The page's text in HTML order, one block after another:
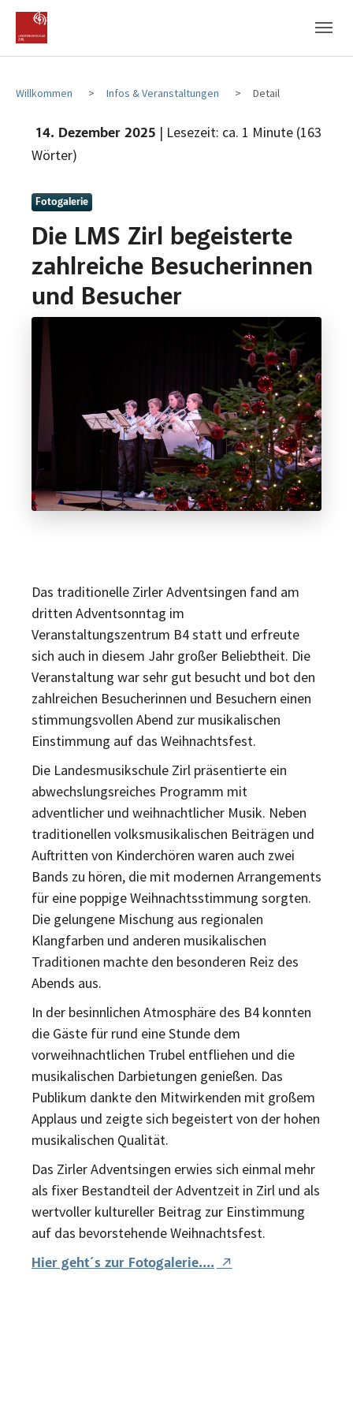
Zum Hauptinhalt
Zum Fußbereich
Willkommen Infos & Veranstaltungen Detail
14. Dezember 2025 | Lesezeit: ca. 1 Minute (163
Wörter)
Fotogalerie
Die LMS Zirl begeisterte
zahlreiche Besucherinnen
und Besucher
Das traditionelle Zirler Adventsingen fand am
dritten Adventsonntag im
Veranstaltungszentrum B4 statt und erfreute
sich auch in diesem Jahr großer Beliebtheit. Die
Veranstaltung war sehr gut besucht und bot den
zahlreichen Besucherinnen und Besuchern einen
stimmungsvollen Abend zur musikalischen
Einstimmung auf das Weihnachtsfest.
Die Landesmusikschule Zirl präsentierte ein
abwechslungsreiches Programm mit
adventlicher und weihnachtlicher Musik. Neben
traditionellen volksmusikalischen Beiträgen und
Auftritten von Kinderchören waren auch zwei
Bands zu hören, die mit modernen Arrangements
für eine poppige Weihnachtsstimmung sorgten.
Die gelungene Mischung aus regionalen
Klangfarben und anderen musikalischen
Traditionen machte den besonderen Reiz des
Abends aus.
In der besinnlichen Atmosphäre des B4 konnten
die Gäste für rund eine Stunde dem
vorweihnachtlichen Trubel entfliehen und die
musikalischen Darbietungen genießen. Das
Publikum dankte den Mitwirkenden mit großem
Applaus und zeigte sich begeistert von der hohen
musikalischen Qualität.
Das Zirler Adventsingen erwies sich einmal mehr
als fixer Bestandteil der Adventzeit in Zirl und als
wertvoller kultureller Beitrag zur Einstimmung
auf das bevorstehende Weihnachtsfest.
Hier geht´s zur Fotogalerie….